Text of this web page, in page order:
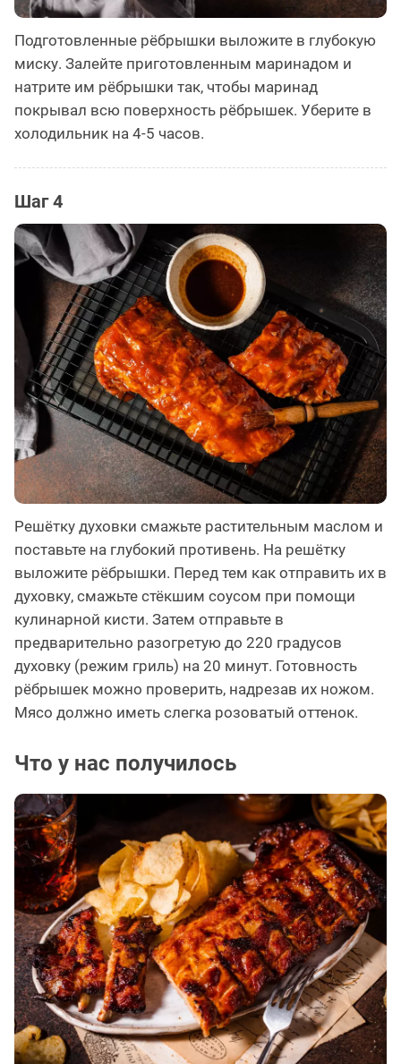
Подготовленные рёбрышки выложите в глубокую
миску. Залейте приготовленным маринадом и
натрите им рёбрышки так, чтобы маринад
покрывал всю поверхность рёбрышек. Уберите в
холодильник на 4-5 часов.
Шаг 4
Решётку духовки смажьте растительным маслом и
поставьте на глубокий противень. На решётку
выложите рёбрышки. Перед тем как отправить их в
духовку, смажьте стёкшим соусом при помощи
кулинарной кисти. Затем отправьте в
предварительно разогретую до 220 градусов
духовку (режим гриль) на 20 минут. Готовность
рёбрышек можно проверить, надрезав их ножом.
Мясо должно иметь слегка розоватый оттенок.
Что у нас получилось